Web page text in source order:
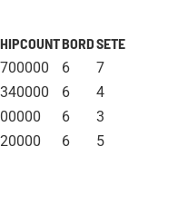
BORDSETE
6
7
6
4
6
3
6
5